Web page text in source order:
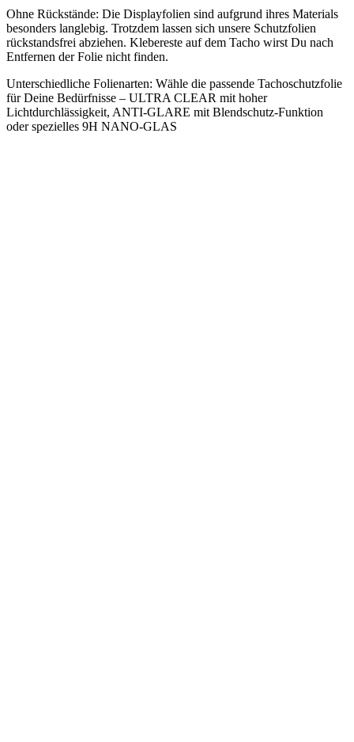
Ohne Rückstände: Die Displayfolien sind aufgrund ihres Materials
besonders langlebig. Trotzdem lassen sich unsere Schutzfolien
rückstandsfrei abziehen. Klebereste auf dem Tacho wirst Du nach
Entfernen der Folie nicht finden.
Unterschiedliche Folienarten: Wähle die passende Tachoschutzfolie
für Deine Bedürfnisse – ULTRA CLEAR mit hoher
Lichtdurchlässigkeit, ANTI-GLARE mit Blendschutz-Funktion
oder spezielles 9H NANO-GLAS